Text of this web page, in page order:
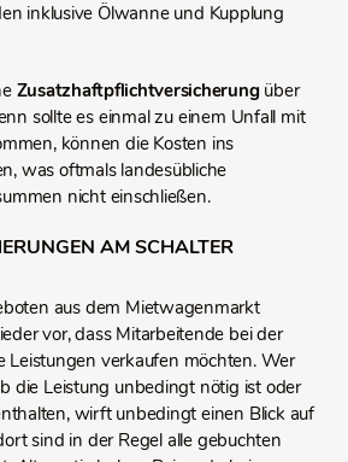
inklusive Ölwanne und Kupplung
Zusatzhaftpflichtversicherung über
sollte es einmal zu einem Unfall mit
können die Kosten ins
was oftmals landesübliche
nicht einschließen.
AM SCHALTER
aus dem Mietwagenmarkt
vor, dass Mitarbeitende bei der
Leistungen verkaufen möchten. Wer
die Leistung unbedingt nötig ist oder
wirft unbedingt einen Blick auf
sind in der Regel alle gebuchten